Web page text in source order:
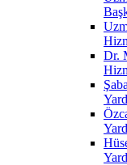
Dr.